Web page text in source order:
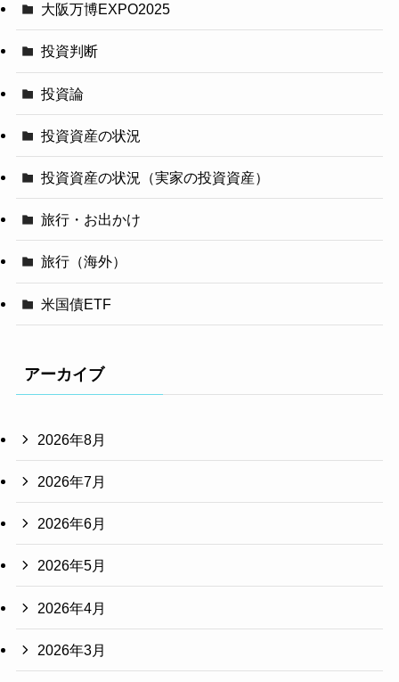
大阪万博EXPO2025
投資判断
投資論
投資資産の状況
投資資産の状況（実家の投資資産）
旅行・お出かけ
旅行（海外）
米国債ETF
アーカイブ
2026年8月
2026年7月
2026年6月
2026年5月
2026年4月
2026年3月